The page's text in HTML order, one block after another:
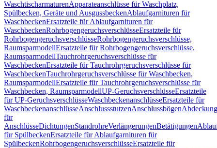
WaschtischarmaturenApparateanschlüsse für Waschplatz,
Spülbecken, Geräte und AusgussbeckenAblaufgarnituren für
WaschbeckenErsatzteile für Ablaufgarnituren für
WaschbeckenRohrbogengeruchsverschlüsseErsatzteile für
RohrbogengeruchsverschlüsseRohrbogengeruchsverschlüsse,
RaumsparmodellErsatzteile für Rohrbogengeruchsverschlüsse,
RaumsparmodellTauchrohrgeruchsverschlüsse für
WaschbeckenErsatzteile für Tauchrohrgeruchsverschlüsse für
WaschbeckenTauchrohrgeruchsverschlüsse für Waschbecken,
RaumsparmodellErsatzteile für Tauchrohrgeruchsverschlüsse für
Waschbecken, RaumsparmodellUP-GeruchsverschlüsseErsatzteile
für UP-GeruchsverschlüsseWaschbeckenanschlüsseErsatzteile für
WaschbeckenanschlüsseAnschlussstutzenAnschlussbögen
für
AnschlüsseDichtungenStandrohreVerlängerungenBetätigungen
für SpülbeckenErsatzteile für Ablaufgarnituren für
SpülbeckenRohrbogengeruchsverschlüsseErsatzteile für